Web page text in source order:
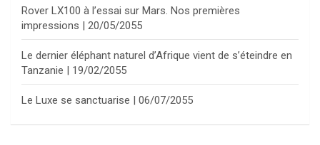
Rover LX100 à l’essai sur Mars. Nos premières
impressions | 20/05/2055
Le dernier éléphant naturel d’Afrique vient de s’éteindre en
Tanzanie | 19/02/2055
Le Luxe se sanctuarise | 06/07/2055